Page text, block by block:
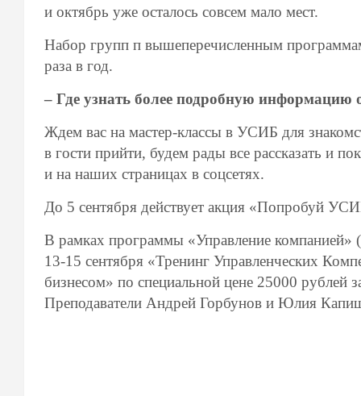
и октябрь уже осталось совсем мало мест.
Набор групп п вышеперечисленным
раза в год.
– Где узнать более подробную
Ждем вас на мастер-классы в УСИБ для
в гости прийти, будем рады все рассказать и
и на наших страницах в соцсетях.
До 5 сентября действует акция «Попробуй
В рамках программы «Управление
13-15 сентября «Тренинг Управленческих
бизнесом» по специальной цене 25000 рублей
Преподаватели Андрей Горбунов и Юлия